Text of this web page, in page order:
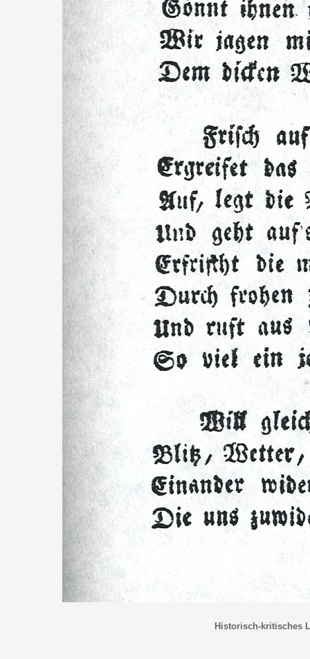
Historisch-kritisches